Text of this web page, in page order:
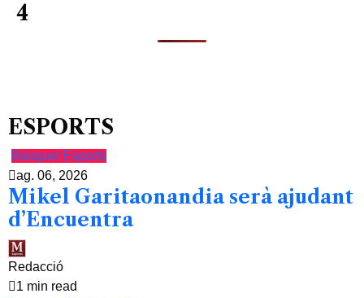
4
ESPORTS
Bàsquet Esports
ag. 06, 2026
Mikel Garitaonandia serà ajudant
d’Encuentra
Redacció
1 min read